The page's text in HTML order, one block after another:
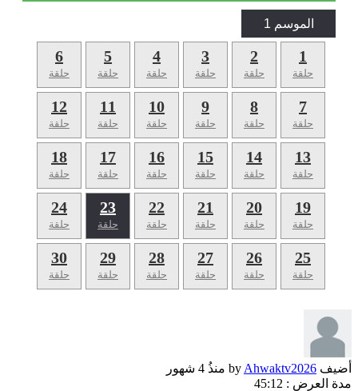
الموسم 1
1
حلقة
2
حلقة
3
حلقة
4
حلقة
5
حلقة
6
حلقة
7
حلقة
8
حلقة
9
حلقة
10
حلقة
11
حلقة
12
حلقة
13
حلقة
14
حلقة
15
حلقة
16
حلقة
17
حلقة
18
حلقة
19
حلقة
20
حلقة
21
حلقة
22
حلقة
23
حلقة
24
حلقة
25
حلقة
26
حلقة
27
حلقة
28
حلقة
29
حلقة
30
حلقة
أضيف by Ahwaktv2026 منذُ 4 شهور
مدة العرض : 45:12